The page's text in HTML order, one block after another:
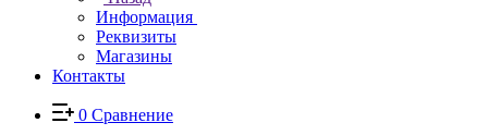
Информация
Реквизиты
Магазины
Контакты
0 Сравнение